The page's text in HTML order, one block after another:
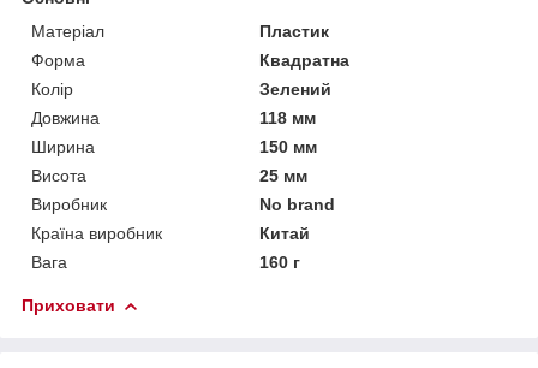
Матеріал
Пластик
Форма
Квадратна
Колір
Зелений
Довжина
118 мм
Ширина
150 мм
Висота
25 мм
Виробник
No brand
Країна виробник
Китай
Вага
160 г
Приховати